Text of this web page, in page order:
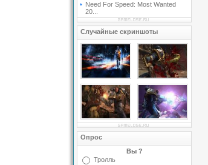
Need For Speed: Most Wanted
20...
Случайные скриншоты
Опрос
Вы ?
Тролль